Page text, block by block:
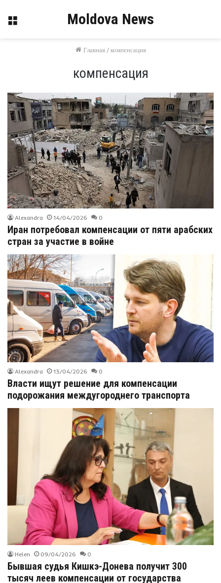
Меню Moldova News
Главная / компенсация
компенсация
Alexandra 14/04/2026 0
Иран потребовал компенсации от пяти арабских
стран за участие в войне
Alexandra 13/04/2026 0
Власти ищут решение для компенсации
подорожания междугороднего транспорта
Helen 09/04/2026 0
Бывшая судья Кишкэ-Донева получит 300
тысяч леев компенсации от государства